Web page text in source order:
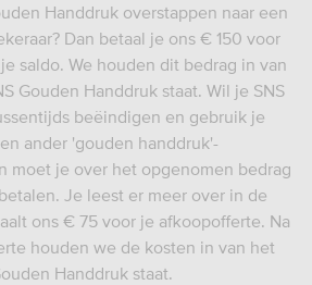
Handdruk overstappen naar een
Dan betaal je ons € 150 voor
saldo. We houden dit bedrag in van
Gouden Handdruk staat. Wil je SNS
beëindigen en gebruik je
ander 'gouden handdruk'-
moet je over het opgenomen bedrag
Je leest er meer over in de
ons € 75 voor je afkoopofferte. Na
houden we de kosten in van het
Handdruk staat.